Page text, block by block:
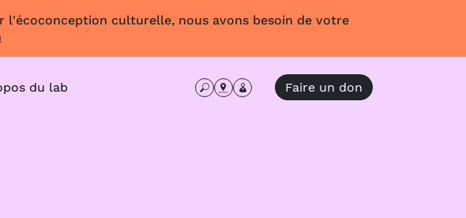
culturelle, nous avons besoin de votre
du lab Faire un don